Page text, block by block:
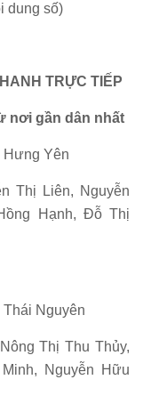
dung số)
TRỰC TIẾP
nơi gần dân nhất
Hưng Yên
Thị Liên, Nguyễn
Hạnh, Đỗ Thị
Nguyên
Thị Thu Thủy,
Nguyễn Hữu